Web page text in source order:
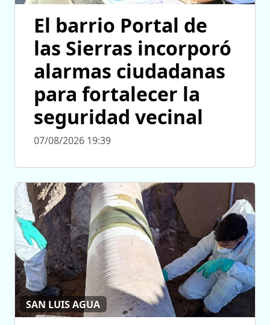
El barrio Portal de
las Sierras incorporó
alarmas ciudadanas
para fortalecer la
seguridad vecinal
07/08/2026 19:39
SAN LUIS AGUA